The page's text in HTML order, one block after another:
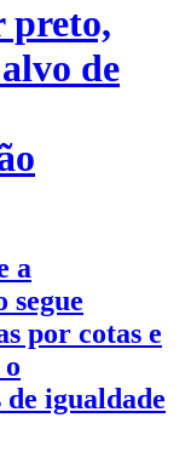
preto,
de
a
segue
por cotas e
igualdade